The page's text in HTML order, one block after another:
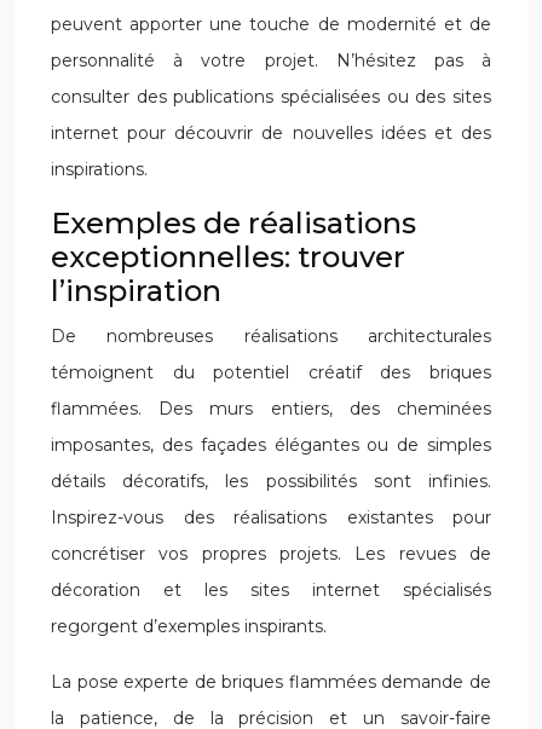
peuvent apporter une touche de modernité et de
personnalité à votre projet. N’hésitez pas à
consulter des publications spécialisées ou des sites
internet pour découvrir de nouvelles idées et des
inspirations.
Exemples de réalisations
exceptionnelles: trouver
l’inspiration
De nombreuses réalisations architecturales
témoignent du potentiel créatif des briques
flammées. Des murs entiers, des cheminées
imposantes, des façades élégantes ou de simples
détails décoratifs, les possibilités sont infinies.
Inspirez-vous des réalisations existantes pour
concrétiser vos propres projets. Les revues de
décoration et les sites internet spécialisés
regorgent d’exemples inspirants.
La pose experte de briques flammées demande de
la patience, de la précision et un savoir-faire